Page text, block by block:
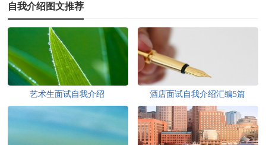
自我介绍图文推荐
艺术生面试自我介绍 酒店面试自我介绍汇编5篇